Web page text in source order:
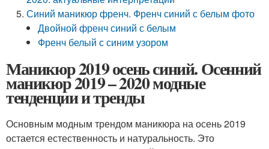
Синий маникюр френч. Френч синий с белым фото
Двойной френч синий с белым
Френч белый с синим узором
Маникюр 2019 осень синий. Осенний
маникюр 2019 – 2020 модные
тенденции и тренды
Основным модным трендом маникюра на осень 2019
остается естественность и натуральность. Это